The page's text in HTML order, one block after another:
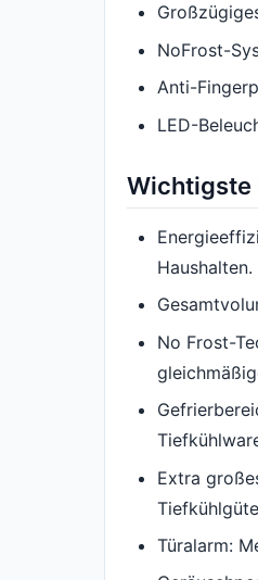
NoFrost-
Anti-
LED-
Wichtigste
Haushalten.
No Frost-
Extra
Türalarm: